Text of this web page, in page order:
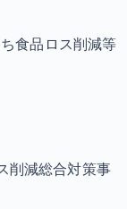
食品ロス削減等
削減総合対策事